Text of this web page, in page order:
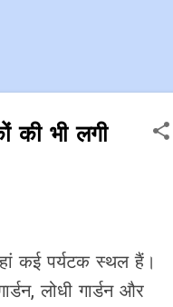
की भी लगी
कई पर्यटक स्थल हैं।
लोधी गार्डन और